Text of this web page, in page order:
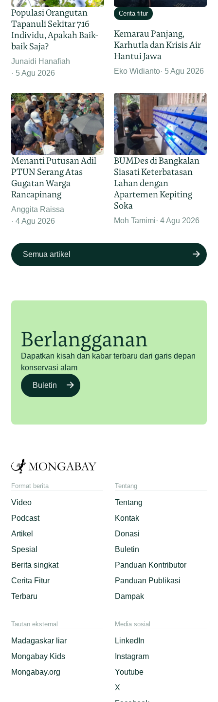
Populasi Orangutan
Tapanuli Sekitar 716
Individu, Apakah Baik-
baik Saja?
Junaidi Hanafiah
5 Agu 2026
Cerita fitur
Kemarau Panjang,
Karhutla dan Krisis Air
Hantui Jawa
Eko Widianto 5 Agu 2026
Menanti Putusan Adil
PTUN Serang Atas
Gugatan Warga
Rancapinang
Anggita Raissa
4 Agu 2026
BUMDes di Bangkalan
Siasati Keterbatasan
Lahan dengan
Apartemen Kepiting
Soka
Moh Tamimi 4 Agu 2026
Semua artikel
Berlangganan
Dapatkan kisah dan kabar terbaru dari garis depan
konservasi alam
Buletin
Format berita
Video
Podcast
Artikel
Spesial
Berita singkat
Cerita Fitur
Terbaru
Tentang
Tentang
Kontak
Donasi
Buletin
Panduan Kontributor
Panduan Publikasi
Dampak
Tautan eksternal
Madagaskar liar
Mongabay Kids
Mongabay.org
Media sosial
LinkedIn
Instagram
Youtube
X